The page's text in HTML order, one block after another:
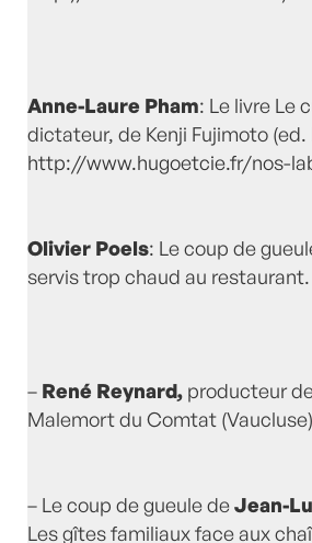
Anne-Laure Pham: Le livre Le
dictateur, de Kenji Fujimoto (ed.
http://www.hugoetcie.fr/nos-
Olivier Poels: Le coup de
servis trop chaud au restaurant.
– René Reynard, producteur
Malemort du Comtat
– Le coup de gueule deJean-
Les gîtes familiaux face aux